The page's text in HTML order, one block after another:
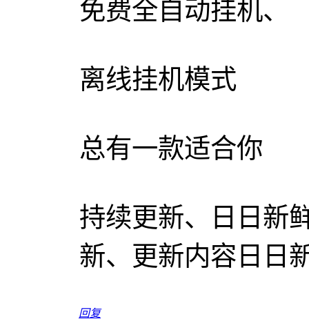
免费全自动挂机、
离线挂机模式
总有一款适合你
持续更新、日日新
新、更新内容日日
回复